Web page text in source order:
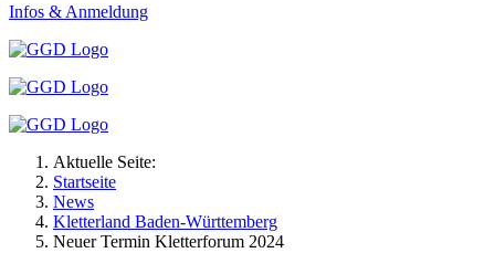
Infos & Anmeldung
Aktuelle Seite:
Startseite
News
Kletterland Baden-Württemberg
Neuer Termin Kletterforum 2024